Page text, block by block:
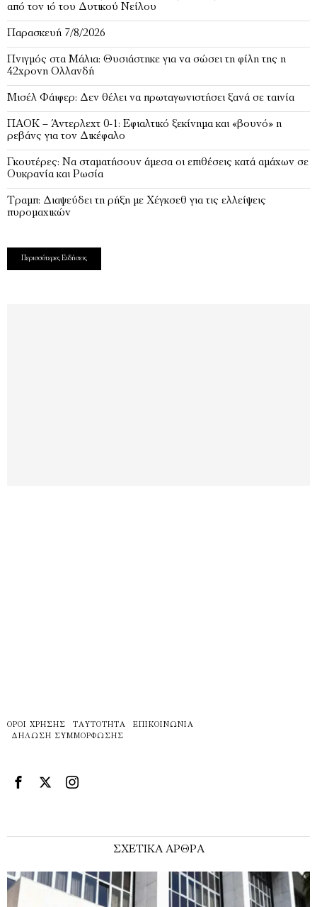
από τον ιό του Δυτικού Νείλου
Παρασκευή 7/8/2026
Πνιγμός στα Μάλια: Θυσιάστηκε για να σώσει τη φίλη της η
42χρονη Ολλανδή
Μισέλ Φάιφερ: Δεν θέλει να πρωταγωνιστήσει ξανά σε ταινία
ΠΑΟΚ – Άντερλεχτ 0-1: Εφιαλτικό ξεκίνημα και «βουνό» η
ρεβάνς για τον Δικέφαλο
Γκουτέρες: Να σταματήσουν άμεσα οι επιθέσεις κατά αμάχων σε
Ουκρανία και Ρωσία
Τραμπ: Διαψεύδει τη ρήξη με Χέγκσεθ για τις ελλείψεις
πυρομαχικών
Περισσότερες Ειδήσεις
ΌΡΟΙ ΧΡΉΣΗΣ ΤΑΥΤΌΤΗΤΑ
ΕΠΙΚΟΙΝΩΝΊΑ
ΔΉΛΩΣΗ ΣΥΜΜΌΡΦΩΣΗΣ
ΣΧΕΤΙΚΑ ΑΡΘΡΑ